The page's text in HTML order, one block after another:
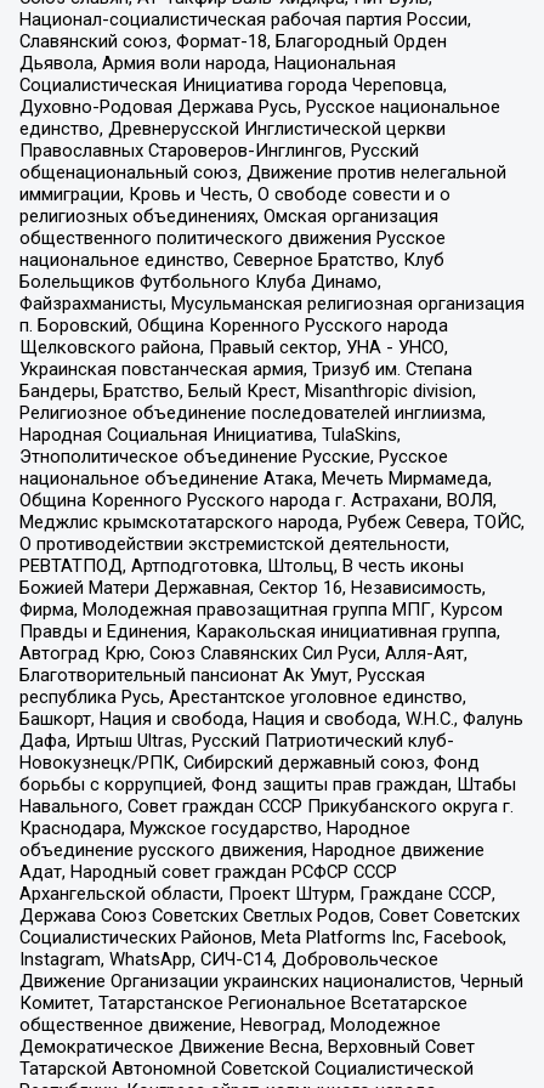
Национал-социалистическая рабочая партия России,
Славянский союз, Формат-18, Благородный Орден
Дьявола, Армия воли народа, Национальная
Социалистическая Инициатива города Череповца,
Духовно-Родовая Держава Русь, Русское национальное
единство, Древнерусской Инглистической церкви
Православных Староверов-Инглингов, Русский
общенациональный союз, Движение против нелегальной
иммиграции, Кровь и Честь, О свободе совести и о
религиозных объединениях, Омская организация
общественного политического движения Русское
национальное единство, Северное Братство, Клуб
Болельщиков Футбольного Клуба Динамо,
Файзрахманисты, Мусульманская религиозная организация
п. Боровский, Община Коренного Русского народа
Щелковского района, Правый сектор, УНА - УНСО,
Украинская повстанческая армия, Тризуб им. Степана
Бандеры, Братство, Белый Крест, Misanthropic division,
Религиозное объединение последователей инглиизма,
Народная Социальная Инициатива, TulaSkins,
Этнополитическое объединение Русские, Русское
национальное объединение Атака, Мечеть Мирмамеда,
Община Коренного Русского народа г. Астрахани, ВОЛЯ,
Меджлис крымскотатарского народа, Рубеж Севера, ТОЙС,
О противодействии экстремистской деятельности,
РЕВТАТПОД, Артподготовка, Штольц, В честь иконы
Божией Матери Державная, Сектор 16, Независимость,
Фирма, Молодежная правозащитная группа МПГ, Курсом
Правды и Единения, Каракольская инициативная группа,
Автоград Крю, Союз Славянских Сил Руси, Алля-Аят,
Благотворительный пансионат Ак Умут, Русская
республика Русь, Арестантское уголовное единство,
Башкорт, Нация и свобода, Нация и свобода, W.H.С., Фалунь
Дафа, Иртыш Ultras, Русский Патриотический клуб-
Новокузнецк/РПК, Сибирский державный союз, Фонд
борьбы с коррупцией, Фонд защиты прав граждан, Штабы
Навального, Совет граждан СССР Прикубанского округа г.
Краснодара, Мужское государство, Народное
объединение русского движения, Народное движение
Адат, Народный совет граждан РСФСР СССР
Архангельской области, Проект Штурм, Граждане СССР,
Держава Союз Советских Светлых Родов, Совет Советских
Социалистических Районов, Meta Platforms Inc, Facebook,
Instagram, WhatsApp, СИЧ-С14, Добровольческое
Движение Организации украинских националистов, Черный
Комитет, Татарстанское Региональное Всетатарское
общественное движение, Невоград, Молодежное
Демократическое Движение Весна, Верховный Совет
Татарской Автономной Советской Социалистической